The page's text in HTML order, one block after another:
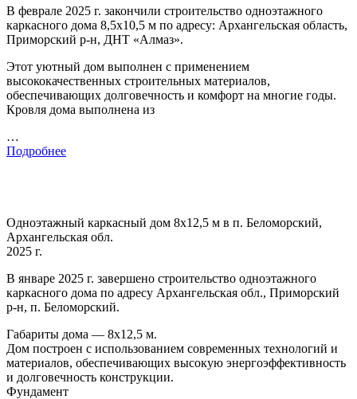
В феврале 2025 г. закончили строительство одноэтажного
каркасного дома 8,5х10,5 м по адресу: Архангельская область,
Приморский р-н, ДНТ «Алмаз».
Этот уютный дом выполнен с применением
высококачественных строительных материалов,
обеспечивающих долговечность и комфорт на многие годы.
Кровля дома выполнена из
…
Подробнее
Одноэтажный каркасный дом 8х12,5 м в п. Беломорский,
Архангельская обл.
2025 г.
В январе 2025 г. завершено строительство одноэтажного
каркасного дома по адресу Архангельская обл., Приморский
р-н, п. Беломорский.
Габариты дома — 8х12,5 м.
Дом построен с использованием современных технологий и
материалов, обеспечивающих высокую энергоэффективность
и долговечность конструкции.
Фундамент